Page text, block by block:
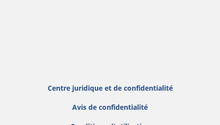
Centre juridique et de confidentialité
Avis de confidentialité